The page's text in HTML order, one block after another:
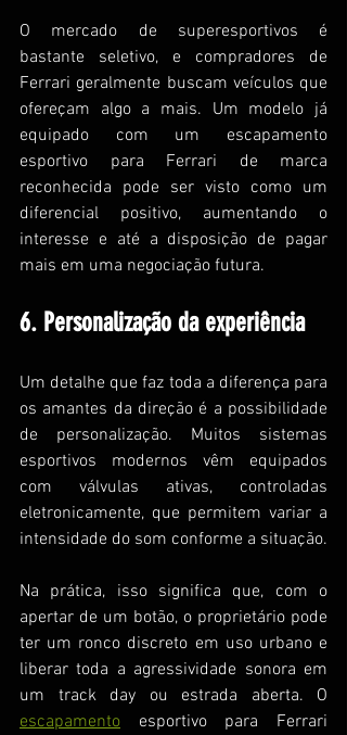
O mercado de superesportivos é
bastante seletivo, e compradores de
Ferrari geralmente buscam veículos que
ofereçam algo a mais. Um modelo já
equipado com um escapamento
esportivo para Ferrari de marca
reconhecida pode ser visto como um
diferencial positivo, aumentando o
interesse e até a disposição de pagar
mais em uma negociação futura.
6. Personalização da experiência
Um detalhe que faz toda a diferença para
os amantes da direção é a possibilidade
de personalização. Muitos sistemas
esportivos modernos vêm equipados
com válvulas ativas, controladas
eletronicamente, que permitem variar a
intensidade do som conforme a situação.
Na prática, isso significa que, com o
apertar de um botão, o proprietário pode
ter um ronco discreto em uso urbano e
liberar toda a agressividade sonora em
escapamento esportivo para Ferrari